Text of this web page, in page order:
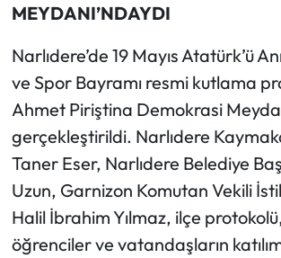
MEYDANI’NDAYDI
Narlıdere’de 19 Mayıs Atatürk’ü
ve Spor Bayramı resmi kutlama
Ahmet Piriştina Demokrasi
gerçekleştirildi. Narlıdere
Taner Eser, Narlıdere Belediye
Uzun, Garnizon Komutan Vekili
Halil İbrahim Yılmaz, ilçe
öğrenciler ve vatandaşların